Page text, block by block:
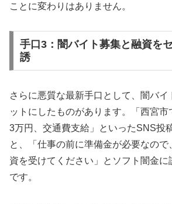
ことに変わりはありません。
手口3：闇バイト募集と融資を
誘
さらに悪質な最新手口として、闇バ
ットにしたものがあります。「西宮
3万円、交通費支給」といったSNS投
と、「仕事の前に準備金が必要なの
資を受けてください」とソフト闇金に
です。